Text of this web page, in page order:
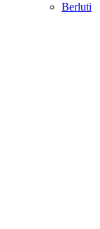
Berluti